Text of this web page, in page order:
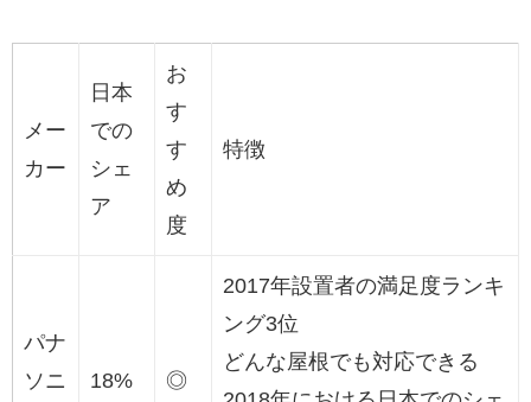
メー
カー
日本
での
シェ
ア
お
す
す
め
度
特徴
パナ
ソニ
18% ◎
2017年設置者の満足度ランキ
ング3位
どんな屋根でも対応できる